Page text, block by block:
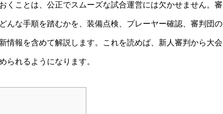
くことは、公正でスムーズな試合運営には欠かせません。審
んな手順を踏むかを、装備点検、プレーヤー確認、審判団の
情報を含めて解説します。これを読めば、新人審判から大会
られるようになります。